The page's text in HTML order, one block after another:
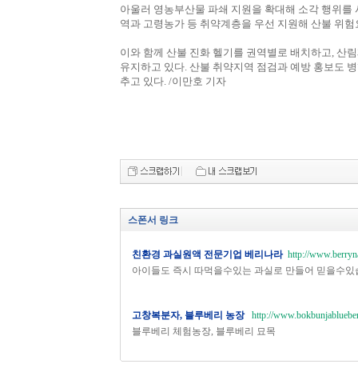
아울러 영농부산물 파쇄 지원을 확대해 소각 행위
역과 고령농가 등 취약계층을 우선 지원해 산불 위
이와 함께 산불 진화 헬기를 권역별로 배치하고, 산
유지하고 있다. 산불 취약지역 점검과 예방 홍보도
추고 있다. /이만호 기자
스폰서 링크
친환경 과실원액 전문기업 베리나라 http://
아이들도 즉시 따먹을수있는 과실로 만들어 믿을수있
고창복분자, 블루베리 농장 http://
블루베리 체험농장, 블루베리 묘목